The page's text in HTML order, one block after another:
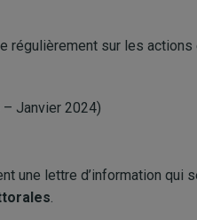
régulièrement sur les
– Janvier 2024)
une lettre d’information
.